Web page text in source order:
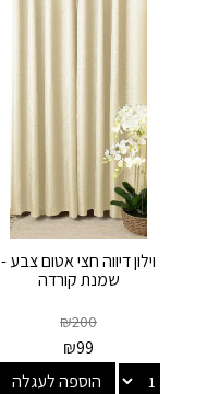
וילון דיווה חצי אטום צבע -
שמנת קורדה
₪200
₪99
הוספה לעגלה